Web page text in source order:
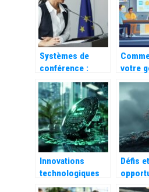
entretiens
Systèmes de
conférence :
quelles en sont
les applications ?
votre
engine
10
Innovations
technologiques
pour la protection
Défis et
l’IA